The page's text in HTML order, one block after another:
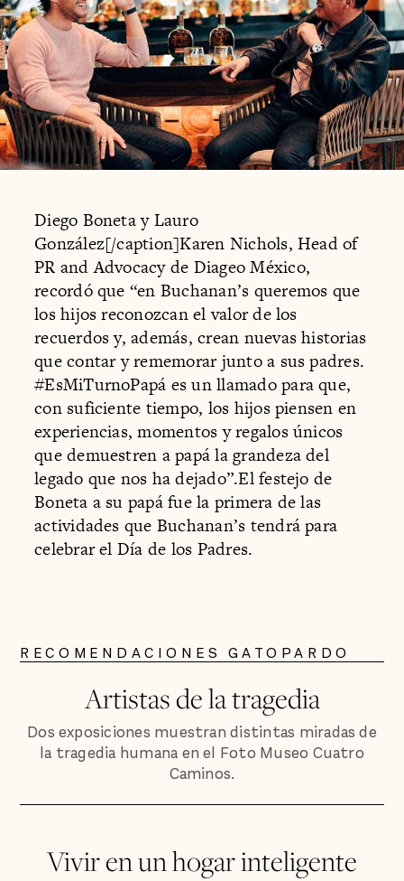
Diego Boneta y Lauro
González[/caption]Karen Nichols, Head of
PR and Advocacy de Diageo México,
recordó que “en Buchanan’s queremos que
los hijos reconozcan el valor de los
recuerdos y, además, crean nuevas historias
que contar y rememorar junto a sus padres.
#EsMiTurnoPapá es un llamado para que,
con suficiente tiempo, los hijos piensen en
experiencias, momentos y regalos únicos
que demuestren a papá la grandeza del
legado que nos ha dejado”.El festejo de
Boneta a su papá fue la primera de las
actividades que Buchanan’s tendrá para
celebrar el Día de los Padres.
RECOMENDACIONES GATOPARDO
Artistas de la tragedia
Dos exposiciones muestran distintas miradas de
la tragedia humana en el Foto Museo Cuatro
Caminos.
Vivir en un hogar inteligente